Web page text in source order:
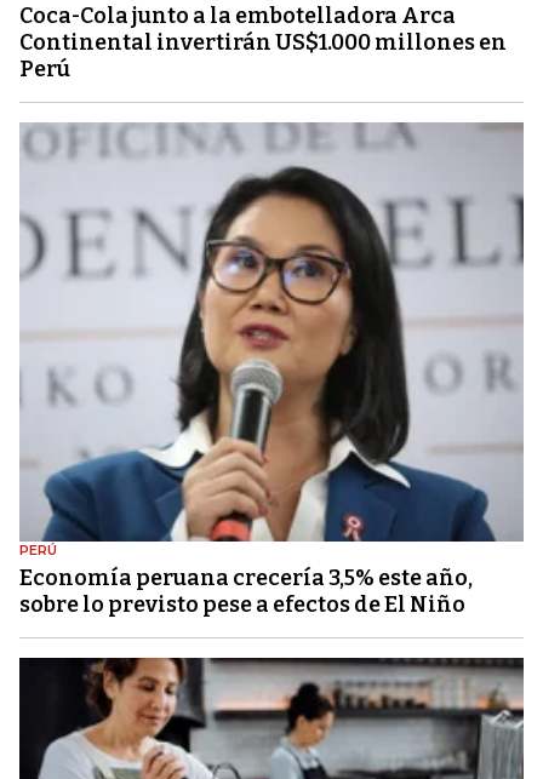
Coca-Cola junto a la embotelladora Arca
Continental invertirán US$1.000 millones en
Perú
PERÚ
Economía peruana crecería 3,5% este año,
sobre lo previsto pese a efectos de El Niño